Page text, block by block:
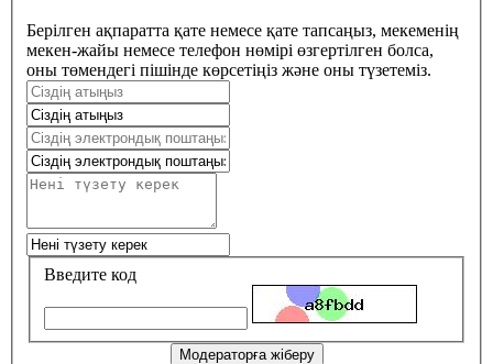
Берілген ақпаратта қате немесе қате тапсаңыз, мекеменің
мекен-жайы немесе телефон нөмірі өзгертілген болса,
оны төмендегі пішінде көрсетіңіз және оны түзетеміз.
Введите код
Модераторға жіберу